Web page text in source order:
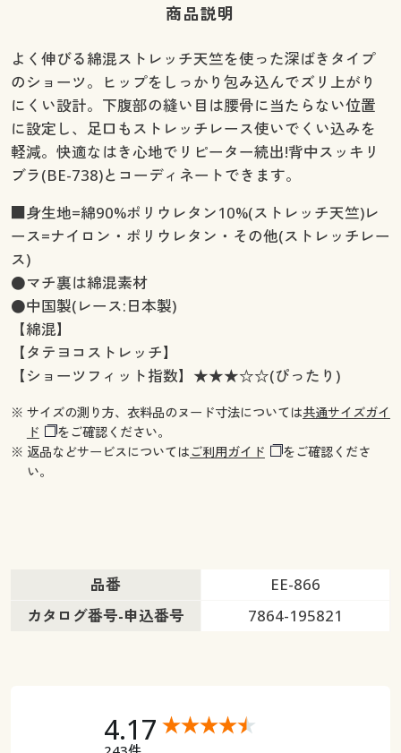
商品説明
よく伸びる綿混ストレッチ天竺を使った深ばきタイプ
のショーツ。ヒップをしっかり包み込んでズリ上がり
にくい設計。下腹部の縫い目は腰骨に当たらない位置
に設定し、足口もストレッチレース使いでくい込みを
軽減。快適なはき心地でリピーター続出!背中スッキリ
ブラ(BE-738)とコーディネートできます。
■身生地=綿90%ポリウレタン10%(ストレッチ天竺)レ
ース=ナイロン・ポリウレタン・その他(ストレッチレー
ス)
●マチ裏は綿混素材
●中国製(レース:日本製)
【綿混】
【タテヨコストレッチ】
【ショーツフィット指数】★★★☆☆(ぴったり)
※ サイズの測り方、衣料品のヌード寸法については共通サイズガイ
ド
をご確認ください。
※ 返品などサービスについてはご利用ガイド
をご確認くださ
い。
品番
EE-866
カタログ番号-申込番号
7864-195821
4.17